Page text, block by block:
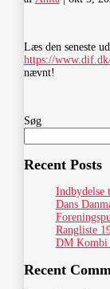
Læs den seneste
https://
nævnt!
Søg
Recent Posts
Indbydelse
Dans
Rangliste
DM Kombi
Recent